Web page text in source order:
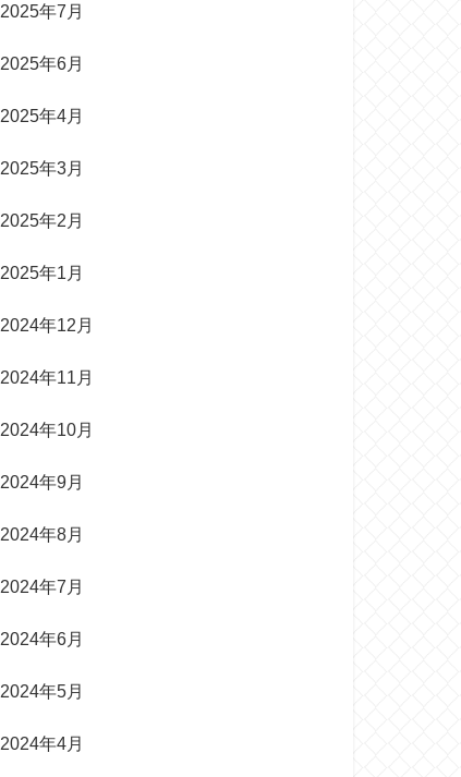
2025年7月
2025年6月
2025年4月
2025年3月
2025年2月
2025年1月
2024年12月
2024年11月
2024年10月
2024年9月
2024年8月
2024年7月
2024年6月
2024年5月
2024年4月